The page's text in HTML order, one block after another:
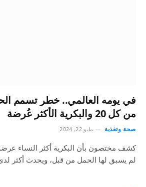
في يومه العالمي.. خطر تسمم
من كل 20 والبكرية الأكثر عُرضة
صحة وتغذية مايو 22, 2024
كشف مختصون بأن البكرية أكثر النساء
لم يسبق لها الحمل من قبل، ويحدث أكثر